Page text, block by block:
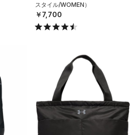
スタイル/WOMEN）
￥7,700